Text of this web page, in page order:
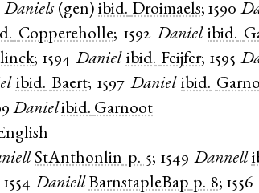
Daniels(gen)ibid. Droimaels;1590
Coppereholle; 1592 Daniel ibid.
;1594 Daniel ibid. Feijfer; 1595
ibid. Baert; 1597 Daniel ibid.
Danielibid. Garnoot
StAnthonlin p. 5; 1549 Dannell
1554 Daniell BarnstapleBap p. 8;1556